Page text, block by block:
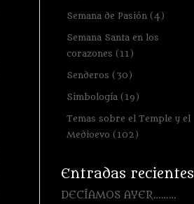
Semana de Pasión (4)
Semana Santa en los
corazones (11)
Senderos (30)
Simbología (19)
Temas sobre el Temple y el
Medioevo (102)
Entradas recientes
DECÍAMOS AYER………